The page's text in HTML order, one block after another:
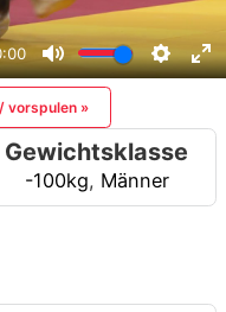
vorspulen »
Gewichtsklasse
-100kg, Männer